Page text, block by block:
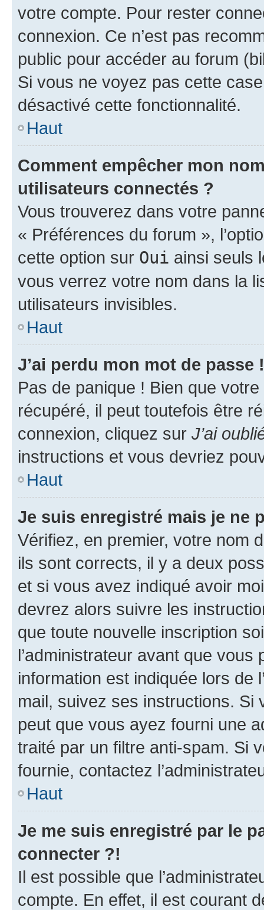
votre compte. Pour rester
connexion. Ce n’est pas
public pour accéder au forum
Si vous ne voyez pas cette
désactivé cette fonctionnalité.
Haut
Comment empêcher mon
utilisateurs connectés ?
Vous trouverez dans votre
« Préférences du forum »,
cette option sur Oui ainsi seuls
vous verrez votre nom dans la
utilisateurs invisibles.
Haut
J’ai perdu mon mot de passe !
Pas de panique ! Bien que
récupéré, il peut toutefois être
connexion, cliquez sur J’ai
instructions et vous devriez
Haut
Je suis enregistré mais je ne
Vérifiez, en premier, votre nom
ils sont corrects, il y a deux
et si vous avez indiqué avoir
devrez alors suivre les
que toute nouvelle inscription
l’administrateur avant que
information est indiquée lors de
mail, suivez ses instructions. Si
peut que vous ayez fourni une
traité par un filtre anti-spam. Si
fournie, contactez
Haut
Je me suis enregistré par le
connecter ?!
Il est possible que
compte. En effet, il est courant